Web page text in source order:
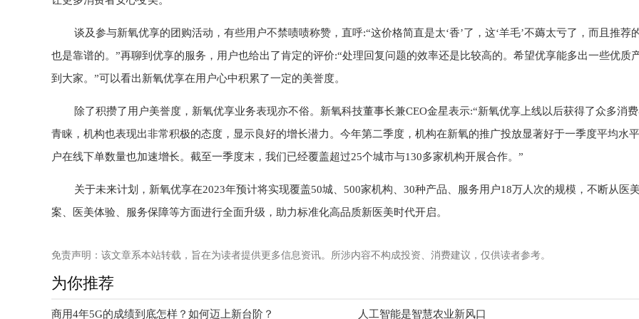
谈及参与新氧优享的团购活动，有些用户不禁啧啧称赞，直呼:“这价格简直是太‘香’了，这‘羊毛’不薅太亏了，而且推荐
也是靠谱的。”再聊到优享的服务，用户也给出了肯定的评价:“处理回复问题的效率还是比较高的。希望优享能多出一些优质
到大家。”可以看出新氧优享在用户心中积累了一定的美誉度。
除了积攒了用户美誉度，新氧优享业务表现亦不俗。新氧科技董事长兼CEO金星表示:“新氧优享上线以后获得了众多消
青睐，机构也表现出非常积极的态度，显示良好的增长潜力。今年第二季度，机构在新氧的推广投放显著好于一季度平均水
户在线下单数量也加速增长。截至一季度末，我们已经覆盖超过25个城市与130多家机构开展合作。”
关于未来计划，新氧优享在2023年预计将实现覆盖50城、500家机构、30种产品、服务用户18万人次的规模，不断从医
案、医美体验、服务保障等方面进行全面升级，助力标准化高品质新医美时代开启。
免责声明：该文章系本站转载，旨在为读者提供更多信息资讯。所涉内容不构成投资、消费建议，仅供读者参考。
为你推荐
商用4年5G的成绩到底怎样？如何迈上新台阶？ 人工智能是智慧农业新风口